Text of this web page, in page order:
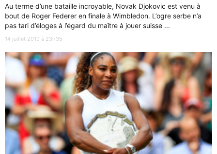
Au terme d’une bataille incroyable, Novak Djokovic est venu à
bout de Roger Federer en finale à Wimbledon. L’ogre serbe n’a
pas tari d’éloges à l’égard du maître à jouer suisse ...
14 juillet 2019 à 23h35